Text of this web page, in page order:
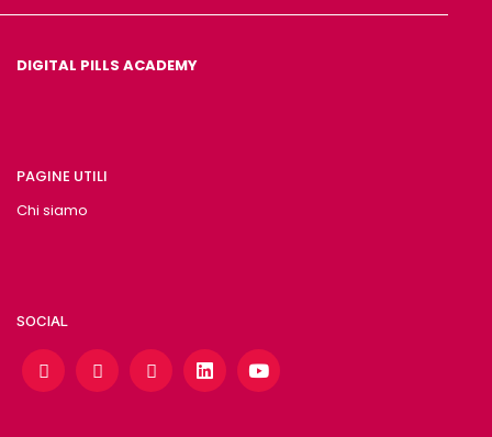
DIGITAL PILLS ACADEMY
PAGINE UTILI
Chi siamo
SOCIAL